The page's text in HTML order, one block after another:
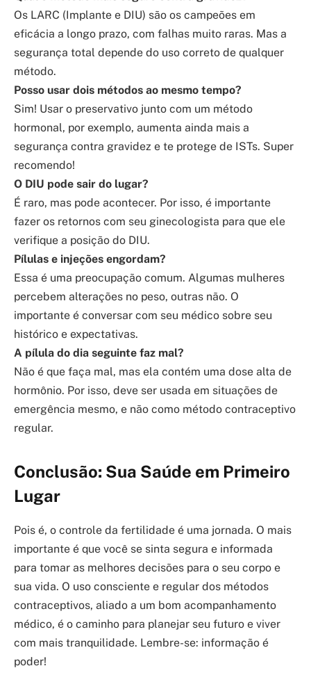
Os LARC (Implante e DIU) são os campeões em
eficácia a longo prazo, com falhas muito raras. Mas a
segurança total depende do uso correto de qualquer
método.
Posso usar dois métodos ao mesmo tempo?
Sim! Usar o preservativo junto com um método
hormonal, por exemplo, aumenta ainda mais a
segurança contra gravidez e te protege de ISTs. Super
recomendo!
O DIU pode sair do lugar?
É raro, mas pode acontecer. Por isso, é importante
fazer os retornos com seu ginecologista para que ele
verifique a posição do DIU.
Pílulas e injeções engordam?
Essa é uma preocupação comum. Algumas mulheres
percebem alterações no peso, outras não. O
importante é conversar com seu médico sobre seu
histórico e expectativas.
A pílula do dia seguinte faz mal?
Não é que faça mal, mas ela contém uma dose alta de
hormônio. Por isso, deve ser usada em situações de
emergência mesmo, e não como método contraceptivo
regular.
Conclusão: Sua Saúde em Primeiro
Lugar
Pois é, o controle da fertilidade é uma jornada. O mais
importante é que você se sinta segura e informada
para tomar as melhores decisões para o seu corpo e
sua vida. O uso consciente e regular dos métodos
contraceptivos, aliado a um bom acompanhamento
médico, é o caminho para planejar seu futuro e viver
com mais tranquilidade. Lembre-se: informação é
poder!